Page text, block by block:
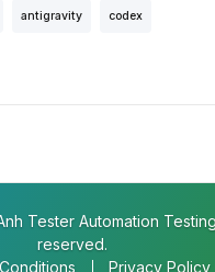
antigravity codex
Tester Automation
reserved.
Privacy Policy